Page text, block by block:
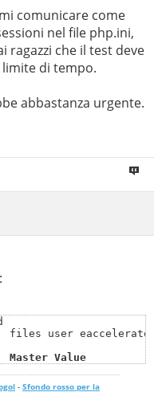
comunicare come
nel file php.ini,
ragazzi che il test deve
di tempo.
abbastanza urgente.
Directive	Local Value	Master Value
- Sfondo rosso per la